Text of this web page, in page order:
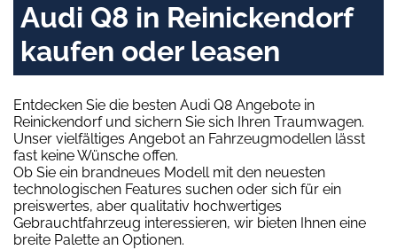
Audi Q8 in Reinickendorf
kaufen oder leasen
Entdecken Sie die besten Audi Q8 Angebote in
Reinickendorf und sichern Sie sich Ihren Traumwagen.
Unser vielfältiges Angebot an Fahrzeugmodellen lässt
fast keine Wünsche offen.
Ob Sie ein brandneues Modell mit den neuesten
technologischen Features suchen oder sich für ein
preiswertes, aber qualitativ hochwertiges
Gebrauchtfahrzeug interessieren, wir bieten Ihnen eine
breite Palette an Optionen.